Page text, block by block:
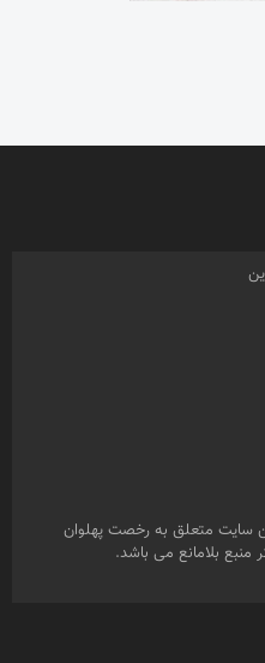
سایت متعلق به رخصت پهلوان
منبع بلامانع می باشد.